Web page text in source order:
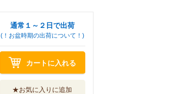
通常１～２日で出荷
(！お盆時期の出荷について！)
カートに入れる
★お気に入りに追加